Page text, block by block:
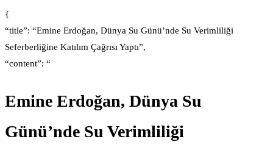
{
“title”: “Emine Erdoğan, Dünya Su Günü’nde Su Verimliliği
Seferberliğine Katılım Çağrısı Yaptı”,
“content”: “
Emine Erdoğan, Dünya Su
Günü’nde Su Verimliliği